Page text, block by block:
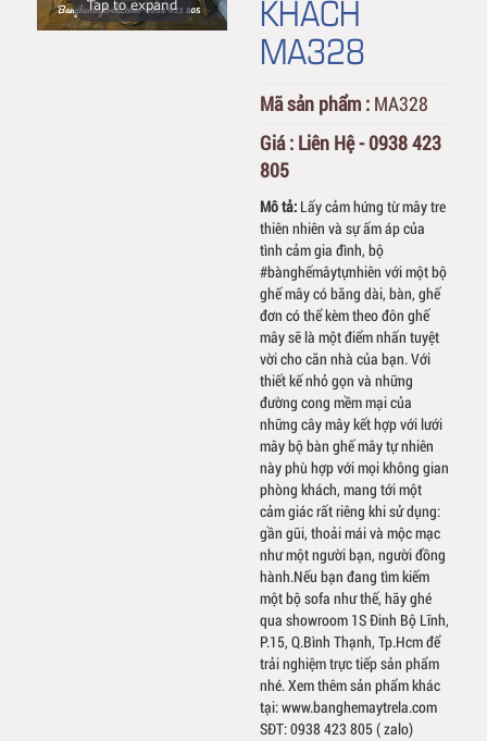
Tap to expand
KHÁCH
MA328
Mã sản phẩm : MA328
Giá : Liên Hệ - 0938 423
805
Mô tả: Lấy cảm hứng từ mây tre
thiên nhiên và sự ấm áp của
tình cảm gia đình, bộ
#bànghếmâytựnhiên với một bộ
ghế mây có băng dài, bàn, ghế
đơn có thể kèm theo đôn ghế
mây sẽ là một điểm nhấn tuyệt
vời cho căn nhà của bạn. Với
thiết kế nhỏ gọn và những
đường cong mềm mại của
những cây mây kết hợp với lưới
mây bộ bàn ghế mây tự nhiên
này phù hợp với mọi không gian
phòng khách, mang tới một
cảm giác rất riêng khi sử dụng:
gần gũi, thoải mái và mộc mạc
như một người bạn, người đồng
hành.Nếu bạn đang tìm kiếm
một bộ sofa như thế, hãy ghé
qua showroom 1S Đinh Bộ Lĩnh,
P.15, Q.Bình Thạnh, Tp.Hcm để
trải nghiệm trực tiếp sản phẩm
nhé. Xem thêm sản phẩm khác
tại: www.banghemaytrela.com
SĐT: 0938 423 805 ( zalo)